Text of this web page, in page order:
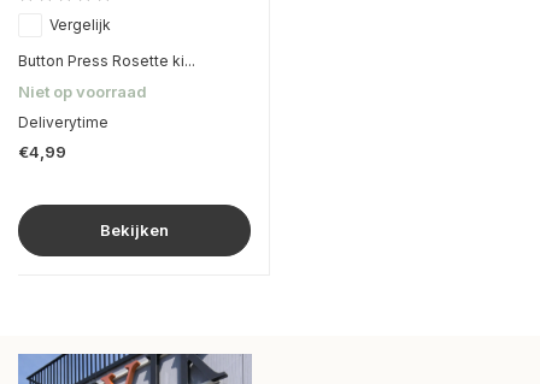
Vergelijk
Button Press Rosette ki...
Niet op voorraad
Deliverytime
€4,99
Bekijken